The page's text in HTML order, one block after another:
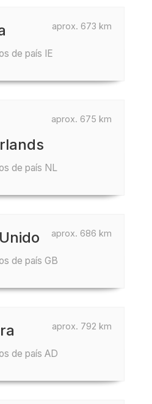
aprox. 673 km
de país IE
aprox. 675 km
de país NL
aprox. 686 km
de país GB
aprox. 792 km
de país AD